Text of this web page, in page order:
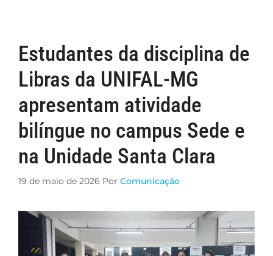
Estudantes da disciplina de
Libras da UNIFAL-MG
apresentam atividade
bilíngue no campus Sede e
na Unidade Santa Clara
19 de maio de 2026 Por Comunicação